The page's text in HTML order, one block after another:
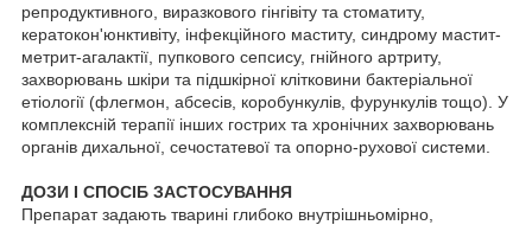
репродуктивного, виразкового гінгівіту та стоматиту,
кератокон'юнктивіту, інфекційного маститу, синдрому мастит-
метрит-агалактії, пупкового сепсису, гнійного артриту,
захворювань шкіри та підшкірної клітковини бактеріальної
етіології (флегмон, абсесів, коробункулів, фурункулів тощо). У
комплексній терапії інших гострих та хронічних захворювань
органів дихальної, сечостатевої та опорно-рухової системи.
ДОЗИ І СПОСІБ ЗАСТОСУВАННЯ
Препарат задають тварині глибоко внутрішньомірно,